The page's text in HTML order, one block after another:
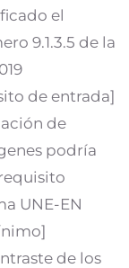
el
9.1.3.5 de la
de entrada]
de
podría
UNE-EN
de los